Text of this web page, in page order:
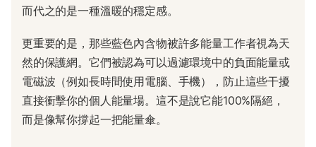
而代之的是一種溫暖的穩定感。
更重要的是，那些藍色內含物被許多能量工作者視為天
然的保護網。它們被認為可以過濾環境中的負面能量或
電磁波（例如長時間使用電腦、手機），防止這些干擾
直接衝擊你的個人能量場。這不是說它能100%隔絕，
而是像幫你撐起一把能量傘。